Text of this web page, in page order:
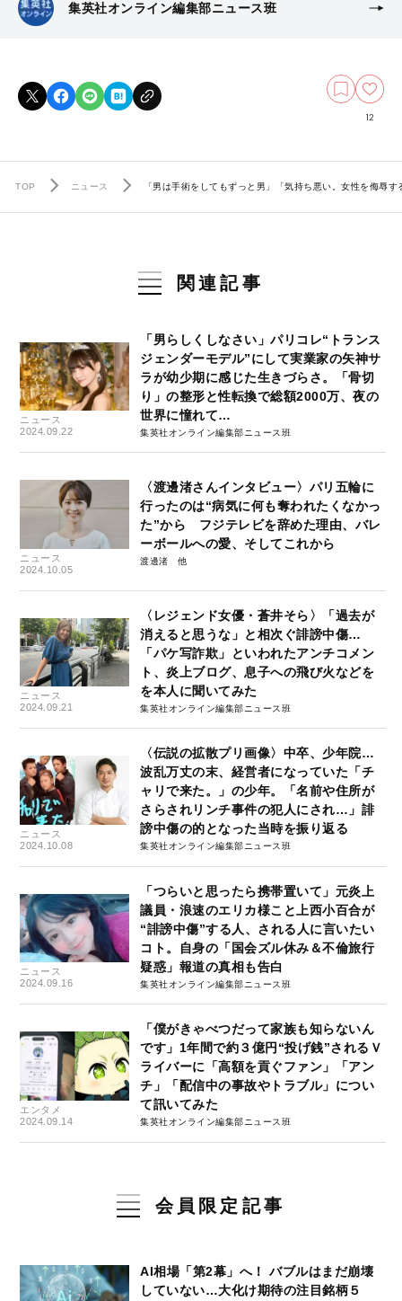
集英社オンライン編集部ニュース班
12
TOP ニュース 「男は手術をしてもずっと男」「気持ち悪い。女性を侮辱
関連記事
ニュース
2024.09.22
「男らしくしなさい」パリコレ“トランス
ジェンダーモデル”にして実業家の矢神サ
ラが幼少期に感じた生きづらさ。「骨切
り」の整形と性転換で総額2000万、夜の
世界に憧れて…
集英社オンライン編集部ニュース班
ニュース
2024.10.05
〈渡邊渚さんインタビュー〉パリ五輪に
行ったのは“病気に何も奪われたくなかっ
た”から フジテレビを辞めた理由、バレ
ーボールへの愛、そしてこれから
渡邊渚
ニュース
2024.09.21
〈レジェンド女優・蒼井そら〉「過去が
消えると思うな」と相次ぐ誹謗中傷…
「パケ写詐欺」といわれたアンチコメン
ト、炎上ブログ、息子への飛び火などを
を本人に聞いてみた
集英社オンライン編集部ニュース班
ニュース
2024.10.08
〈伝説の拡散プリ画像〉中卒、少年院…
波乱万丈の末、経営者になっていた「チ
ャリで来た。」の少年。「名前や住所が
さらされリンチ事件の犯人にされ…」誹
謗中傷の的となった当時を振り返る
集英社オンライン編集部ニュース班
ニュース
2024.09.16
「つらいと思ったら携帯置いて」元炎上
議員・浪速のエリカ様こと上西小百合が
“誹謗中傷”する人、される人に言いたい
コト。自身の「国会ズル休み＆不倫旅行
疑惑」報道の真相も告白
集英社オンライン編集部ニュース班
エンタメ
2024.09.14
「僕がきゃべつだって家族も知らないん
です」1年間で約３億円“投げ銭”されるＶ
ライバーに「高額を貢ぐファン」「アン
チ」「配信中の事故やトラブル」につい
て訊いてみた
集英社オンライン編集部ニュース班
会員限定記事
AI相場「第2幕」へ！ バブルはまだ崩壊
していない…大化け期待の注目銘柄５